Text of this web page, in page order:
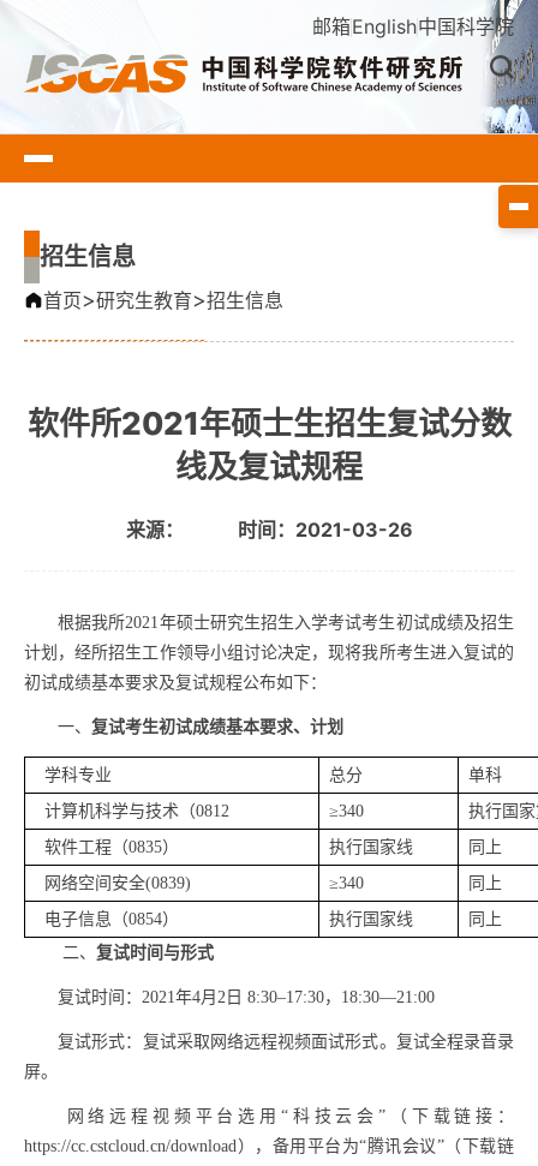
邮箱English中国科学院
招生信息
首页>研究生教育>招生信息
软件所2021年硕士生招生复试分数
线及复试规程
来源： 时间：2021-03-26
根据我所2021年硕士研究生招生入学考试考生初试成绩及招生
计划，经所招生工作领导小组讨论决定，现将我所考生进入复试的
初试成绩基本要求及复试规程公布如下：
一、 复试考生初试成绩基本要求、计划
学科专业 总分
单科
计算机科学与技术（0812
≥340
执行国
软件工程（0835）
执行国家线
同上
网络空间安全(0839)
≥340
同上
电子信息（0854）
执行国家线
同上
二、 复试时间与形式
复试时间： 2021年4月 2 日 8:30–17:30， 18:30—21:00
复试形式： 复试采取网络远程视频面试形式。复试全程录音录
屏。
网络远程视频平台选用 “科技云会” （下载链接：
https://cc.cstcloud.cn/download）， 备用平台为“腾讯会议”（下载链